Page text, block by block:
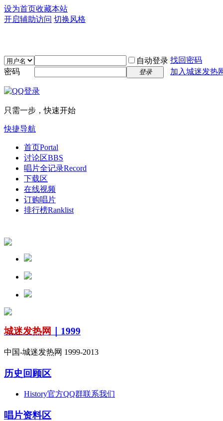
设为首页收藏本站
开启辅助访问 切换风格
自动登录 找回密码
密码
登录 加入城迷发热
只需一步，快速开始
快捷导航
首页Portal
讨论区BBS
唱片全记录Record
下载区
在线视频
订购唱片
排行榜Ranklist
城迷发热网 ｜1999
中国-城迷发热网 1999-2013
历史回顾区
History官方QQ群联系我们
唱片资料区